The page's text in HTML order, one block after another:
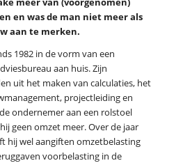
en was de man niet meer als
aan te merken.
1982 in de vorm van een
aan huis. Zijn
uit het maken van calculaties, het
projectleiding en
ondernemer aan een rolstoel
geen omzet meer. Over de jaar
hij wel aangiften omzetbelasting
voorbelasting in de